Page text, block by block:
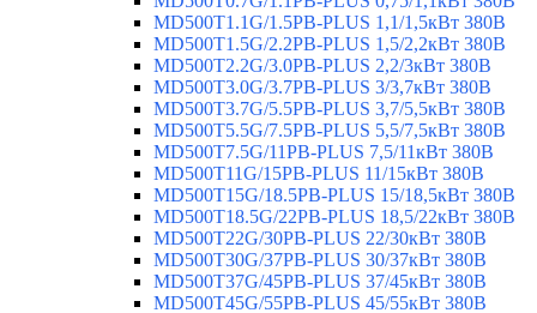
MD500T1.1G/1.5PB-PLUS 1,1/1,5кВт 380В
MD500T1.5G/2.2PB-PLUS 1,5/2,2кВт 380В
MD500T2.2G/3.0PB-PLUS 2,2/3кВт 380В
MD500T3.0G/3.7PB-PLUS 3/3,7кВт 380В
MD500T3.7G/5.5PB-PLUS 3,7/5,5кВт 380В
MD500T5.5G/7.5PB-PLUS 5,5/7,5кВт 380В
MD500T7.5G/11PB-PLUS 7,5/11кВт 380В
MD500T11G/15PB-PLUS 11/15кВт 380В
MD500T15G/18.5PB-PLUS 15/18,5кВт 380В
MD500T18.5G/22PB-PLUS 18,5/22кВт 380В
MD500T22G/30PB-PLUS 22/30кВт 380В
MD500T30G/37PB-PLUS 30/37кВт 380В
MD500T37G/45PB-PLUS 37/45кВт 380В
MD500T45G/55PB-PLUS 45/55кВт 380В